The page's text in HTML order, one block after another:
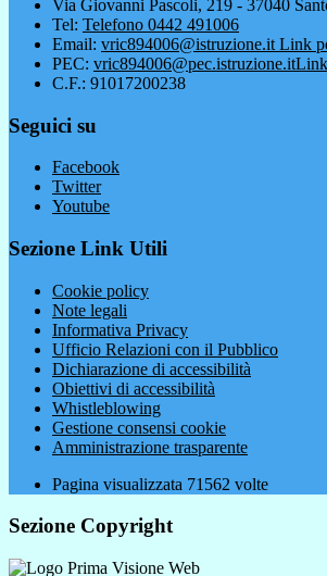
Via Giovanni Pascoli, 219 - 37040
Tel: Telefono 0442 491006
Email: vric894006@istruzione.it Link
PEC: vric894006@pec.istruzione.it
C.F.: 91017200238
Seguici su
Facebook
Twitter
Youtube
Sezione Link Utili
Cookie policy
Note legali
Informativa Privacy
Ufficio Relazioni con il Pubblico
Dichiarazione di accessibilità
Obiettivi di accessibilità
Whistleblowing
Gestione consensi cookie
Amministrazione trasparente
Pagina visualizzata 71562 volte
Sezione Copyright